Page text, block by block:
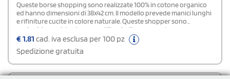
Queste borse shopping sono realizzate 100% in cotone organico
ed hanno dimensioni di 38x42 cm. Il modello prevede manici lunghi
e rifiniture cucite in colore naturale. Queste shopper sono
ecologiche, resistente e versatili, quindi rappresentano un
omaggio promozionale molto gradito dalla tua clientela.
€1,81 cad. iva esclusa per 100 pz
Spedizione gratuita